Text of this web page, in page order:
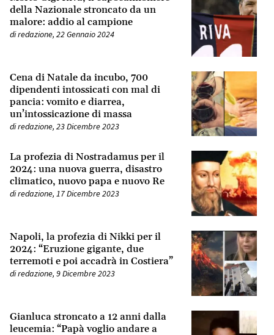
della Nazionale stroncato da un
malore: addio al campione
diredazione, 22 Gennaio 2024
Cena di Natale da incubo, 700
dipendenti intossicati con mal di
pancia: vomito e diarrea,
un’intossicazione di massa
diredazione, 23 Dicembre 2023
La profezia di Nostradamus per il
2024: una nuova guerra, disastro
climatico, nuovo papa e nuovo Re
diredazione, 17 Dicembre 2023
Napoli, la profezia di Nikki per il
2024: “Eruzione gigante, due
terremoti e poi accadrà in Costiera”
diredazione, 9 Dicembre 2023
Gianluca stroncato a 12 anni dalla
leucemia: “Papà voglio andare a